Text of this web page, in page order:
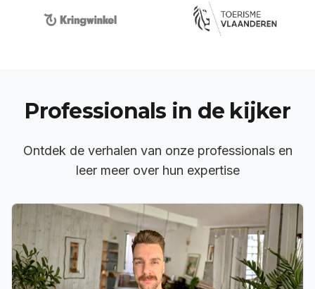
Professionals in de kijker
Ontdek de verhalen van onze professionals en
leer meer over hun expertise